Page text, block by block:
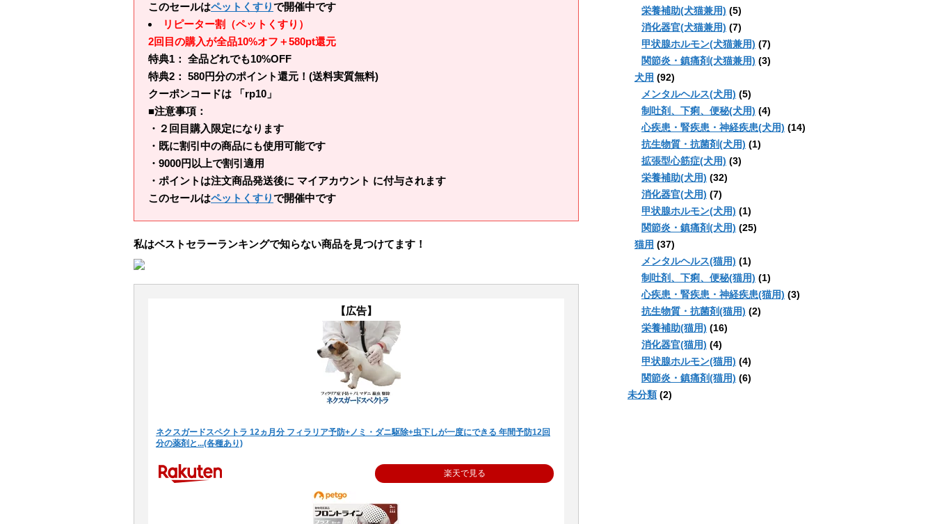
このセールはペットくすりで開催中です
リピーター割（ペットくすり）
2回目の購入が全品10%オフ＋580pt還元
特典1： 全品どれでも10%OFF
特典2： 580円分のポイント還元！(送料実質無料)
クーポンコードは 「rp10」
■注意事項：
・２回目購入限定になります
・既に割引中の商品にも使用可能です
・9000円以上で割引適用
・ポイントは注文商品発送後に マイアカウント に付与されます
このセールはペットくすりで開催中です
私はベストセラーランキングで知らない商品を見つけてます！
【広告】
ネクスガードスペクトラ 12ヵ月分 フィラリア予防+ノミ・ダニ駆除+虫下しが一度にできる 年間予防12回
分の薬剤と...(各種あり)
楽天で見る
栄養補助(犬猫兼用) (5)
消化器官(犬猫兼用) (7)
甲状腺ホルモン(犬猫兼用) (7)
関節炎・鎮痛剤(犬猫兼用) (3)
犬用 (92)
メンタルヘルス(犬用) (5)
制吐剤、下痢、便秘(犬用) (4)
心疾患・腎疾患・神経疾患(犬用) (14)
抗生物質・抗菌剤(犬用) (1)
拡張型心筋症(犬用) (3)
栄養補助(犬用) (32)
消化器官(犬用) (7)
甲状腺ホルモン(犬用) (1)
関節炎・鎮痛剤(犬用) (25)
猫用 (37)
メンタルヘルス(猫用) (1)
制吐剤、下痢、便秘(猫用) (1)
心疾患・腎疾患・神経疾患(猫用) (3)
抗生物質・抗菌剤(猫用) (2)
栄養補助(猫用) (16)
消化器官(猫用) (4)
甲状腺ホルモン(猫用) (4)
関節炎・鎮痛剤(猫用) (6)
未分類 (2)